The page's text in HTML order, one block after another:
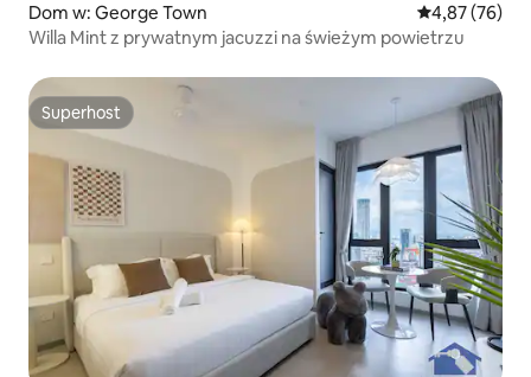
Dom w: George Town Średnia
4,87 (76)
Willa Mint z prywatnym jacuzzi na świeżym powietrzu
Superhost
Superhost